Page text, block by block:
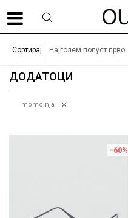
ДОДАТОЦИ
Сортирај
momcinja
-60%